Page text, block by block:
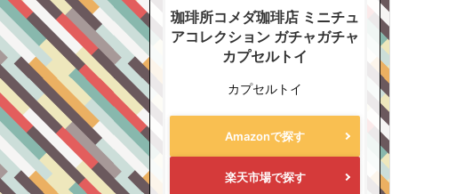
珈琲所コメダ珈琲店 ミニチュ
アコレクション ガチャガチャ
カプセルトイ
カプセルトイ
Amazonで探す
楽天市場で探す